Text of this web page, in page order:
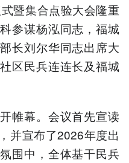
暨集合点验大会隆重
参谋杨泓同志，福城
长刘尔华同志出席大
区民兵连连长及福城
帷幕。会议首先宣读
并宣布了2026年度出
围中，全体基干民兵